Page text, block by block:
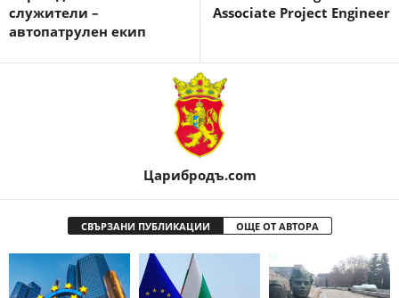
служители –
автопатрулен екип
Associate Project Engineer
Царибродъ.com
СВЪРЗАНИ ПУБЛИКАЦИИ ОЩЕ ОТ АВТОРА